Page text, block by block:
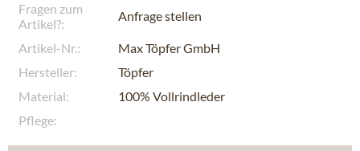
Fragen zum
Artikel?:
Anfrage stellen
Artikel-Nr.:
Max Töpfer GmbH
Hersteller:
Töpfer
Material:
100% Vollrindleder
Pflege: